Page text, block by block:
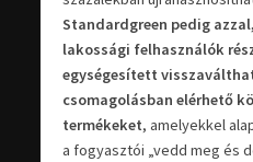
Standardgreen pedig
lakossági felhasználók
egységesített
csomagolásban elérhető
termékeket, amelyekkel
a fogyasztói „vedd meg és